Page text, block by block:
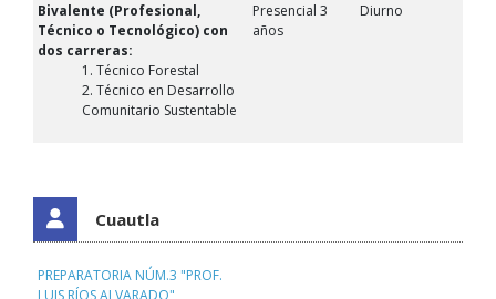
Bivalente (Profesional,
Técnico o Tecnológico) con
dos carreras:
1. Técnico Forestal
2. Técnico en Desarrollo
Comunitario Sustentable
Presencial 3
años
Diurno
Cuautla
PREPARATORIA NÚM.3 "PROF.
LUIS RÍOS ALVARADO"